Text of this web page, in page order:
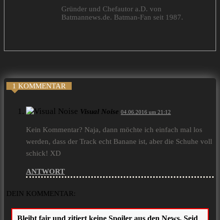
Gründer und Chefautor a.D. von
Batmannews.de. Batman-Fan seit 1987.
1 KOMMENTAR
Visual Noise 04.06.2016 um 21:12
Kein Kommentar? Naja, dann möchte ich einfach mal los
werden, dass der Track echt Banane ist, aber die Schuhe voll
schick! XD
ANTWORT
DEIN KOMMENTAR: